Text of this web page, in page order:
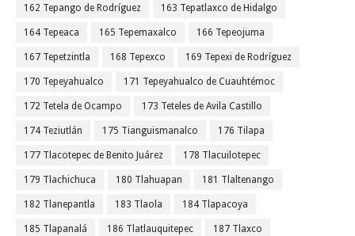
162 Tepango de Rodríguez 163 Tepatlaxco de Hidalgo
164 Tepeaca 165 Tepemaxalco 166 Tepeojuma
167 Tepetzintla 168 Tepexco 169 Tepexi de Rodríguez
170 Tepeyahualco 171 Tepeyahualco de Cuauhtémoc
172 Tetela de Ocampo 173 Teteles de Avila Castillo
174 Teziutlán 175 Tianguismanalco 176 Tilapa
177 Tlacotepec de Benito Juárez 178 Tlacuilotepec
179 Tlachichuca 180 Tlahuapan 181 Tlaltenango
182 Tlanepantla 183 Tlaola 184 Tlapacoya
185 Tlapanalá 186 Tlatlauquitepec 187 Tlaxco